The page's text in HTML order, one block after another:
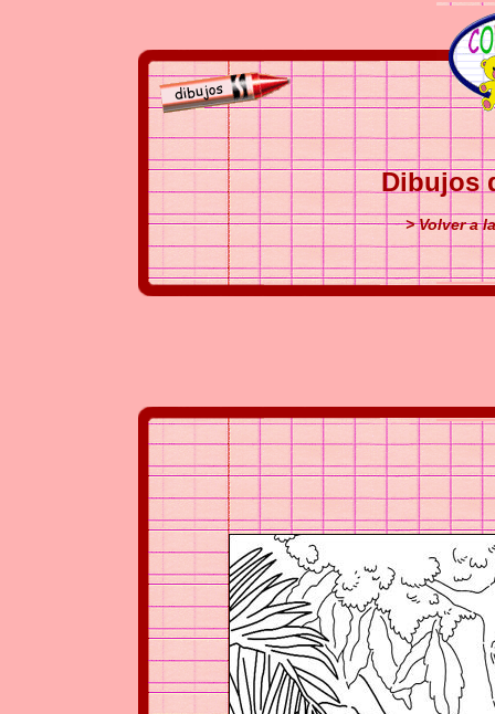
Dibujos
> Volver a